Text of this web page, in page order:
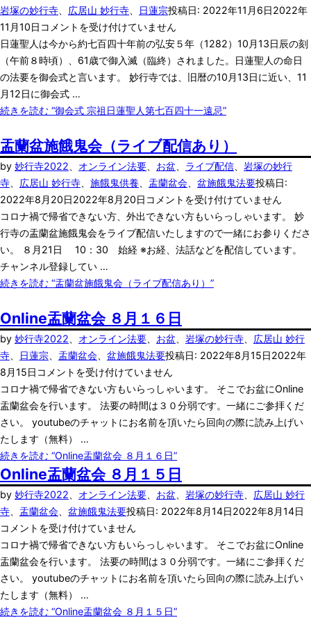
岩塚の妙行寺
広居山 妙行寺 日蓮宗投稿日: 2022年11月6日2022年
11月10日 コメントを受け付けていません
日蓮聖人は今から約七百四十年前の弘安５年（1282）10月13日辰の刻
（午前８時頃）、61歳で御入滅（臨終）されました。日蓮聖人の命日
の法要を御会式と言います。 妙行寺では、旧暦の10月13日に近い、11
月12日に御会式 …
続きを読む “御会式 宗祖日蓮聖人第七百四十一遠忌”
盂蘭盆施餓鬼会（ライブ配信あり）
by 妙行寺2022 オンライン法要 お盆 ライブ配信
岩塚の妙行
寺
広居山 妙行寺 施餓鬼供養 盂蘭盆会 盆施餓鬼法要投稿日:
2022年8月20日2022年8月20日 コメントを受け付けていません
コロナ禍で帰省できない方、外出できない方もいらっしゃいます。 妙
行寺の盂蘭盆施餓鬼会をライブ配信いたしますので一緒にお参りくださ
い。 ８月21日 10：30 始経 ※お経、法話などを配信しています。
チャンネル登録してい …
続きを読む “盂蘭盆施餓鬼会（ライブ配信あり）”
Online盂蘭盆会 ８月１６日
by 妙行寺2022 オンライン法要 お盆 岩塚の妙行寺
広居山 妙行
寺
日蓮宗 盂蘭盆会 盆施餓鬼法要投稿日: 2022年8月15日2022年
8月15日 コメントを受け付けていません
コロナ禍で帰省できない方もいらっしゃいます。 そこでお盆にOnline
盂蘭盆会を行います。 法要の時間は３０分弱です。一緒にご参拝くだ
さい。 youtubeのチャットにお名前を頂いたら回向の際に読み上げい
たします（無料） …
続きを読む “Online盂蘭盆会 ８月１６日”
Online盂蘭盆会 ８月１５日
by 妙行寺2022 オンライン法要 お盆 岩塚の妙行寺
広居山 妙行
寺
盂蘭盆会 盆施餓鬼法要投稿日: 2022年8月14日2022年8月14日
コメントを受け付けていません
コロナ禍で帰省できない方もいらっしゃいます。 そこでお盆にOnline
盂蘭盆会を行います。 法要の時間は３０分弱です。一緒にご参拝くだ
さい。 youtubeのチャットにお名前を頂いたら回向の際に読み上げい
たします（無料） …
続きを読む “Online盂蘭盆会 ８月１５日”